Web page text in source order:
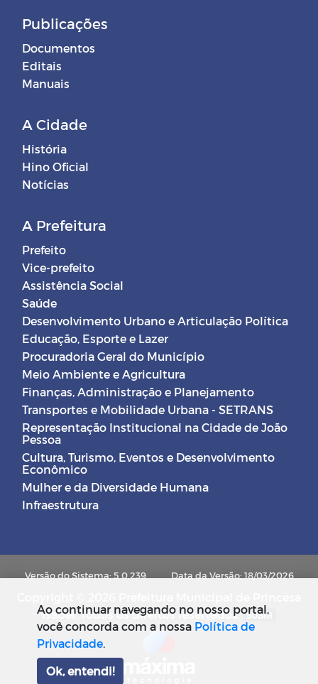
Publicações
Documentos
Editais
Manuais
A Cidade
História
Hino Oficial
Notícias
A Prefeitura
Prefeito
Vice-prefeito
Assistência Social
Saúde
Desenvolvimento Urbano e Articulação Política
Educação, Esporte e Lazer
Procuradoria Geral do Município
Meio Ambiente e Agricultura
Finanças, Administração e Planejamento
Transportes e Mobilidade Urbana - SETRANS
Representação Institucional na Cidade de João
Pessoa
Cultura, Turismo, Eventos e Desenvolvimento
Econômico
Mulher e da Diversidade Humana
Infraestrutura
Versão do Sistema: 5.0.239 Data da Versão: 18/03/2026
Isabel. Todos os direitos reservados. SUBIR
Ao continuar navegando no nosso portal,
você concorda com a nossa Política de
Privacidade.
Ok, entendi!